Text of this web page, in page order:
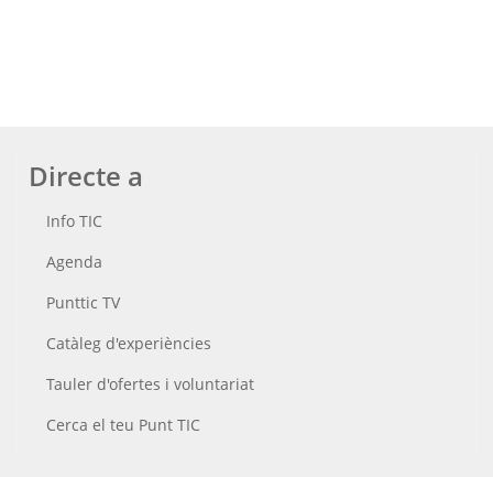
Directe a
Info TIC
Agenda
Punttic TV
Catàleg d'experiències
Tauler d'ofertes i voluntariat
Cerca el teu Punt TIC